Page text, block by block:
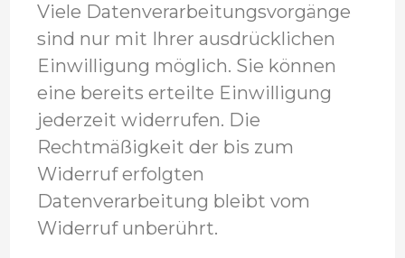
Viele Datenverarbeitungsvorgänge
sind nur mit Ihrer ausdrücklichen
Einwilligung möglich. Sie können
eine bereits erteilte Einwilligung
jederzeit widerrufen. Die
Rechtmäßigkeit der bis zum
Widerruf erfolgten
Datenverarbeitung bleibt vom
Widerruf unberührt.